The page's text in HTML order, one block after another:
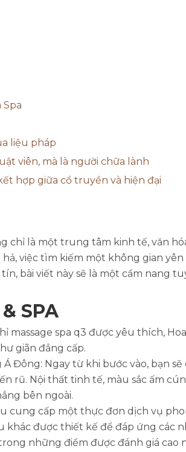
liệu pháp
viên, mà là người chữa lành
hợp giữa cổ truyền và hiện đại
chỉ là một trung tâm kinh tế, văn
hả, việc tìm kiếm một không gian
bài viết này sẽ là một cẩm
SPA
spa q3 được yêu thích,
giãn đẳng cấp.
Đông: Ngay từ khi bước vào, bạn
rũ. Nội thất tinh tế, màu sắc ấm
bên ngoài.
cung cấp một thực đơn dịch vụ
khác được thiết kế để đáp ứng các
những điểm được đánh giá cao